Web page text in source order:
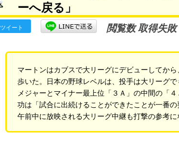
ーへ戻る」
ツイート 閲覧数 取得失敗
マートンはカブスで大リーグにデビューしてか
歩いた。日本の野球レベルは、投手は大リーグで
メジャーとマイナー最上位「３Ａ」の中間の「
功は「試合に出続けることができたことが一番
午前中に放映される大リーグ中継も打撃の参考に